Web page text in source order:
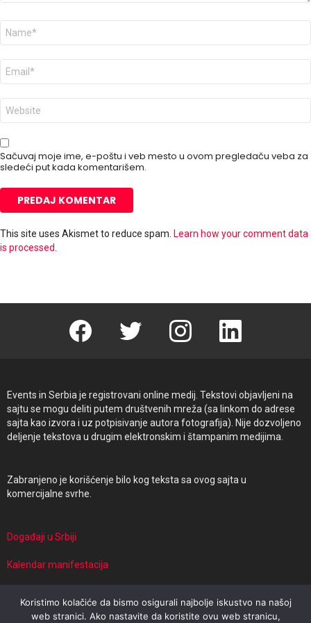
I
m
e
*
E
p
o
t
*
V
b
m
e
s
t
Sačuvaj moje ime, e-poštu i veb mesto u ovom pregledaču veba za
sledeći put kada komentarišem.
This site uses Akismet to reduce spam. Learn how your comment data
is processed.
Facebook Twitter instagram linkedin
Events in Serbia je registrovani online medij. Tekstovi objavljeni na
sajtu se mogu deliti putem društvenih mreža (sa linkom do adrese
sajta kao izvora i uz potpisivanje autora fotografija). Nije dozvoljeno
deljenje tekstova u drugim elektronskim i štampanim medijima.
Zabranjeno je korišćenje bilo kog teksta sa ovog sajta u
komercijalne svrhe.
Događaji u Srbiji
Kalendar manifestacija
Koristimo kolačiće da bismo osigurali najbolje iskustvo na našoj
web stranici. Ako nastavite da koristite ovu web stranicu,